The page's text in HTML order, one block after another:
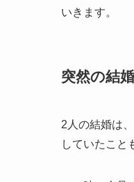
いきます。
突然の結
2人の結婚は
していたこと